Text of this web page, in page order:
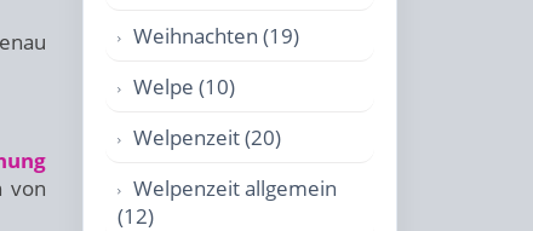
von
Weihnachten (19)
Welpe (10)
Welpenzeit (20)
Welpenzeit allgemein
(12)